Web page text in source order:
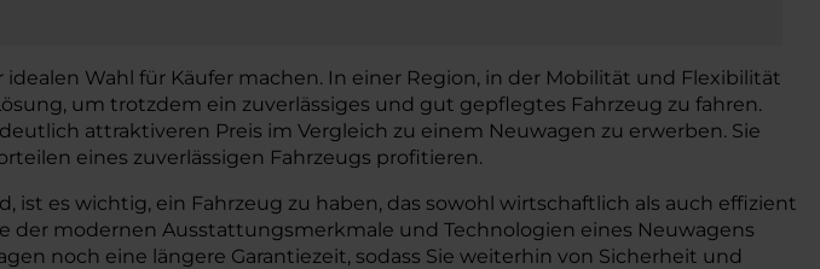
Wahl für Käufer machen. In einer Region, in der Mobilität und Flexibilität
um trotzdem ein zuverlässiges und gut gepflegtes Fahrzeug zu fahren.
attraktiveren Preis im Vergleich zu einem Neuwagen zu erwerben. Sie
eines zuverlässigen Fahrzeugs profitieren.
es wichtig, ein Fahrzeug zu haben, das sowohl wirtschaftlich als auch effizient
der modernen Ausstattungsmerkmale und Technologien eines Neuwagens
noch eine längere Garantiezeit, sodass Sie weiterhin von Sicherheit und